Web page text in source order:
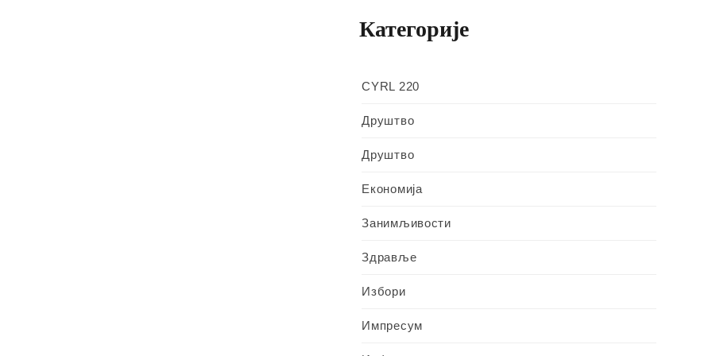
Категорије
CYRL 220
Друштво
Друштво
Економија
Занимљивости
Здравље
Избори
Импресум